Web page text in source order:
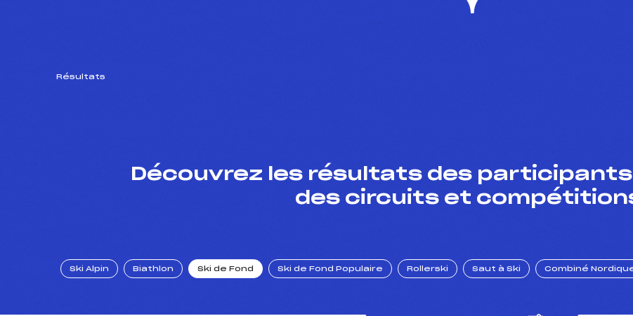
Résultats
Découvrez les résultats des participants
des circuits et
Ski Alpin Biathlon Ski de Fond Ski de Fond Populaire Rollerski Saut à Ski Combiné